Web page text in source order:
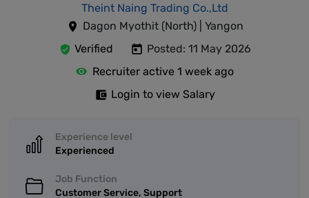
Theint Naing Trading Co.,Ltd
Dagon Myothit (North) | Yangon
Verified
Posted: 11 May 2026
Recruiter active 1 week ago
Login to view Salary
Experience level
Experienced
Job Function
Customer Service, Support